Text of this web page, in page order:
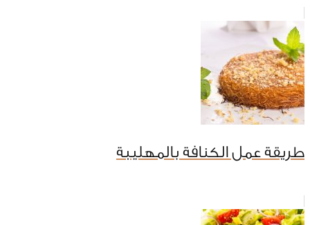
طريقة عمل الكنافة بالمهليبة